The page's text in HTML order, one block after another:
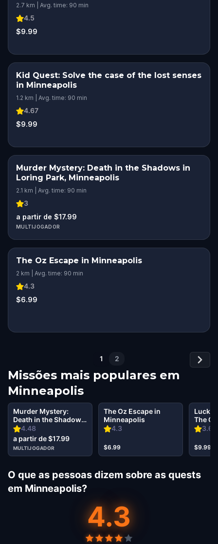
2.7 km | Avg. time: 90 min
4.5
$9.99
Kid Quest: Solve the case of the lost senses
in Minneapolis
1.2 km | Avg. time: 90 min
4.67
$9.99
Murder Mystery: Death in the Shadows in
Loring Park, Minneapolis
2.1 km | Avg. time: 90 min
3
a partir de $17.99
MULTIJOGADOR
The Oz Escape in Minneapolis
2 km | Avg. time: 90 min
4.3
$6.99
1 2
Missões mais populares em
Minneapolis
4.48
Murder Mystery:
Death in the Shadows
in University of
Minnesota - Twin
Cities, Minneapolis
a partir de $17.99
MULTIJOGADOR
4.3
The Oz Escape in
Minneapolis
$6.99
3.67
Lucky
The
in
$9.99
O que as pessoas dizem sobre as quests
em Minneapolis?
4.3